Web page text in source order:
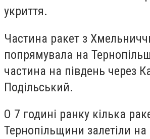
укриття.
Частина ракет з
попрямувала на
частина на південь через
Подільський.
О 7 годині ранку кілька
Тернопільщини залетіли